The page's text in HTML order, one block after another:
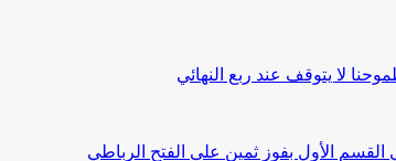
لا يتوقف عند ربع النهائي
الأول بفوز ثمين على الفتح الرباطي